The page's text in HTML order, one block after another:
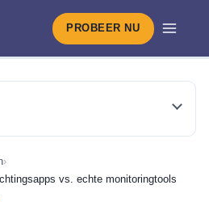
PROBEER NU
›
vs. echte monitoringtools